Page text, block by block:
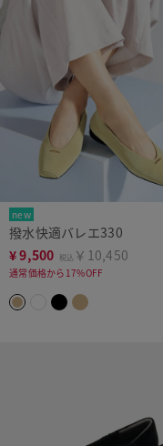
new
撥水快適バレエ330
¥9,500 税込 ￥10,450
通常価格から17%OFF